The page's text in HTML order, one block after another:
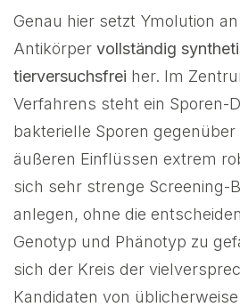
Genau hier setzt Ymolution
Antikörper vollständig
tierversuchsfrei her. Im
Verfahrens steht ein Sporen-
bakterielle Sporen
äußeren Einflüssen extrem
sich sehr strenge Screening-
anlegen, ohne die
Genotyp und Phänotyp zu
sich der Kreis der
Kandidaten von